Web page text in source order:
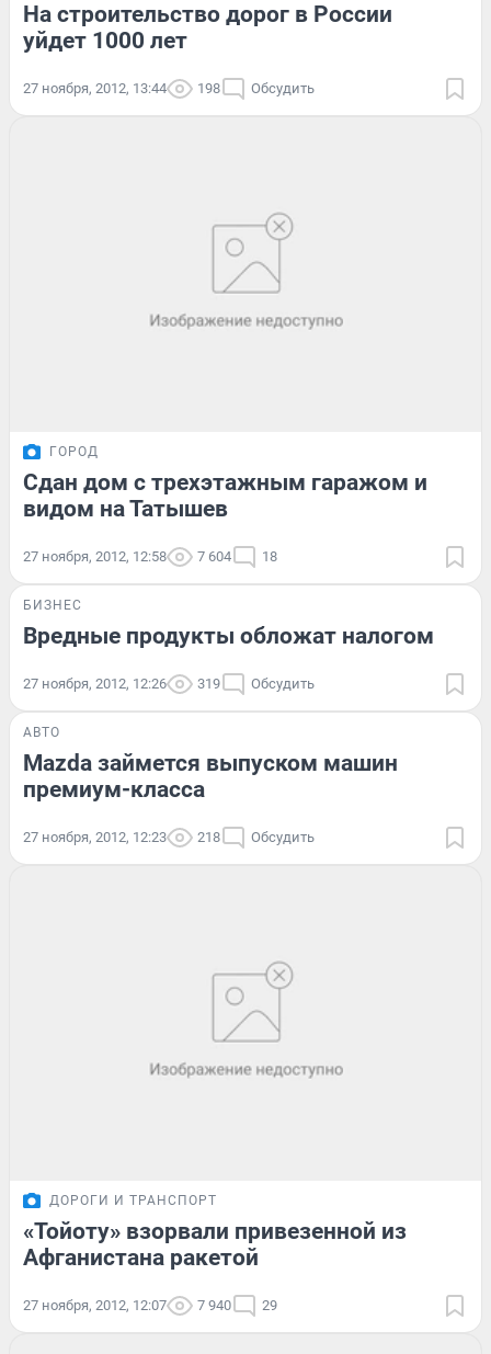
На строительство дорог в России
уйдет 1000 лет
27 ноября, 2012, 13:44 198 Обсудить
ГОРОД
Сдан дом с трехэтажным гаражом и
видом на Татышев
27 ноября, 2012, 12:58 7 604 18
БИЗНЕС
Вредные продукты обложат налогом
27 ноября, 2012, 12:26 319 Обсудить
АВТО
Mazda займется выпуском машин
премиум-класса
27 ноября, 2012, 12:23 218 Обсудить
ДОРОГИ И ТРАНСПОРТ
«Тойоту» взорвали привезенной из
Афганистана ракетой
27 ноября, 2012, 12:07 7 940 29